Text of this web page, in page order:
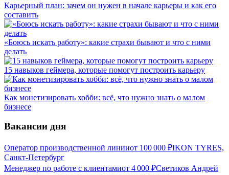
Карьерный план: зачем он нужен в начале карьеры и как его
составить
«Боюсь искать работу»: какие страхи бывают и что с ними
делать
15 навыков геймера, которые помогут построить карьеру
Как монетизировать хобби: всё, что нужно знать о малом
бизнесе
Вакансии дня
Оператор производственной линииот 100 000 ₽IKON TYRES,
Санкт-Петербург
Менеджер по работе с клиентамиот 4 000 ₽Светиков Андрей